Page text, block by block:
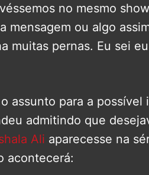
no mesmo
mensagem ou algo
muitas pernas. Eu sei
assunto para a possível
admitindo que
Ali aparecesse na
acontecerá: